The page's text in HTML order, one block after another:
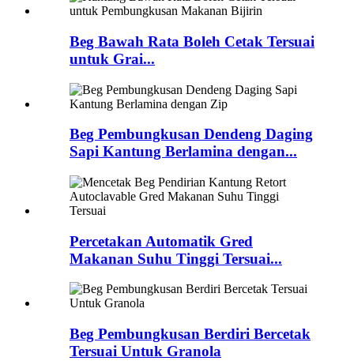
Beg Bawah Rata Boleh Cetak Tersuai
untuk Grai...
Beg Pembungkusan Dendeng Daging
Sapi Kantung Berlamina dengan...
Percetakan Automatik Gred
Makanan Suhu Tinggi Tersuai...
Beg Pembungkusan Berdiri Bercetak
Tersuai Untuk Granola